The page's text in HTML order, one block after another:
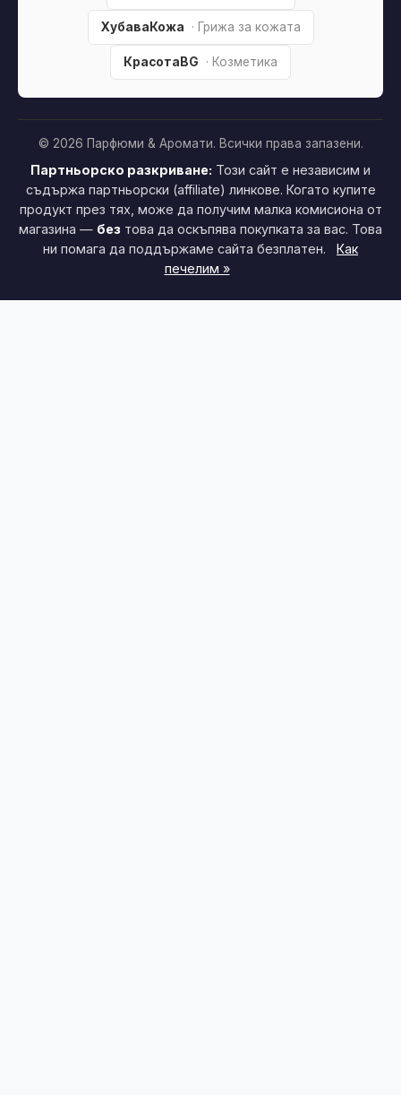
ХубаваКожа · Грижа за кожата
КрасотаBG · Козметика
© 2026 Парфюми & Аромати. Всички права запазени.
Партньорско разкриване: Този сайт е независим и
съдържа партньорски (affiliate) линкове. Когато купите
продукт през тях, може да получим малка комисиона от
магазина — без това да оскъпява покупката за вас. Това
ни помага да поддържаме сайта безплатен.
Как
печелим »